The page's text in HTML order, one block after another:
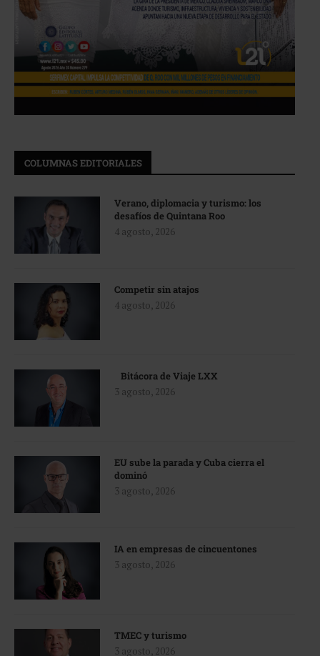
COLUMNAS EDITORIALES
Verano, diplomacia y turismo: los
desafíos de Quintana Roo
4 agosto, 2026
Competir sin atajos
4 agosto, 2026
Bitácora de Viaje LXX
3 agosto, 2026
EU sube la parada y Cuba cierra el
dominó
3 agosto, 2026
IA en empresas de cincuentones
3 agosto, 2026
TMEC y turismo
3 agosto, 2026